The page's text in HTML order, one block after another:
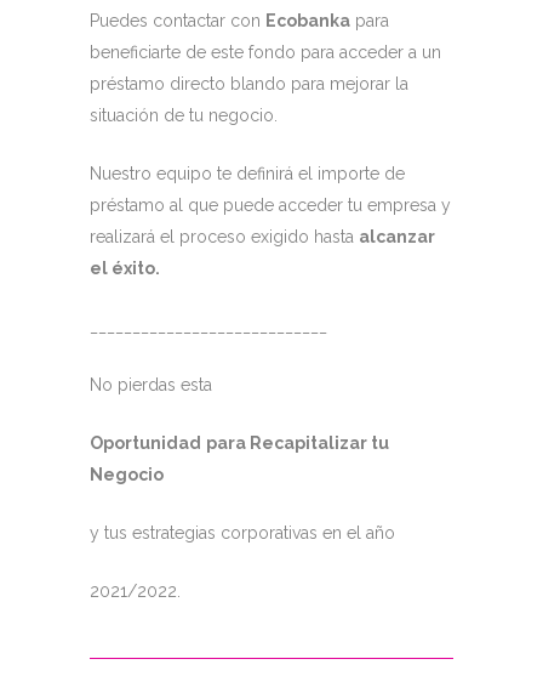
Puedes contactar con Ecobanka para
beneficiarte de este fondo para acceder a un
préstamo directo blando para mejorar la
situación de tu negocio.
Nuestro equipo te definirá el importe de
préstamo al que puede acceder tu empresa y
realizará el proceso exigido hasta alcanzar
el éxito.
No pierdas esta
Oportunidad para Recapitalizar tu
Negocio
y tus estrategias corporativas en el año
2021/2022.